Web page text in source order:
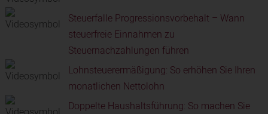
Steuerfalle Progressionsvorbehalt – Wann
steuerfreie Einnahmen zu
Steuernachzahlungen führen
Lohnsteuerermäßigung: So erhöhen Sie Ihren
monatlichen Nettolohn
Doppelte Haushaltsführung: So machen Sie